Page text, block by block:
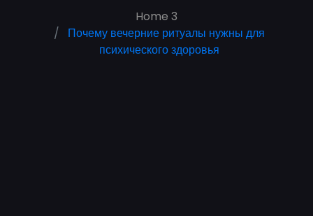
Home 3
Почему вечерние ритуалы нужны для
психического здоровья